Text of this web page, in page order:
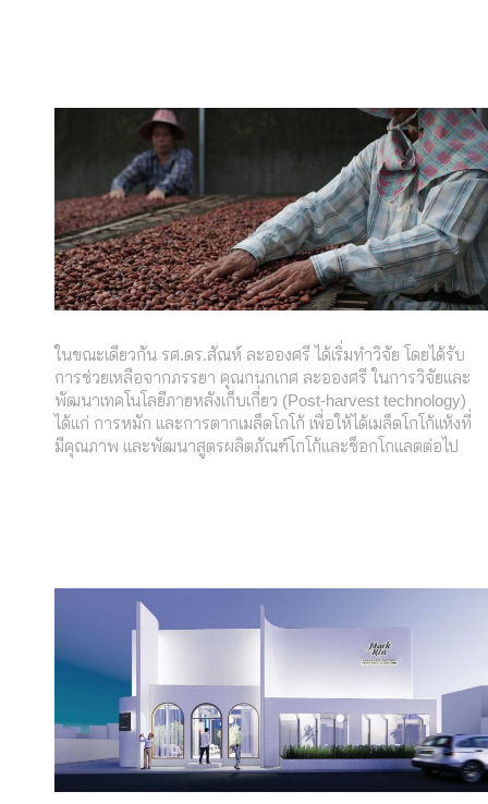
ในขณะเดียวกัน รศ.ดร.สัณห์ ละอองศรี ได้เริ่มทำวิจัย โดยได้รับ
การช่วยเหลือจากภรรยา คุณกนกเกศ ละอองศรี ในการวิจัยและ
พัฒนาเทคโนโลยีภายหลังเก็บเกี่ยว (Post-harvest technology)
ได้แก่ การหมัก และการตากเมล็ดโกโก้ เพื่อให้ได้เมล็ดโกโก้แห้งที่
มีคุณภาพ และพัฒนาสูตรผลิตภัณฑ์โกโก้และช็อกโกแลตต่อไป